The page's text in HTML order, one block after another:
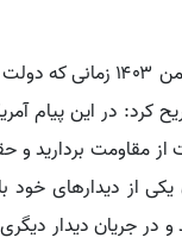
نایب رئیس مجلس شورای اسلامی
کرد: در این پیام
مقاومت بردارید و
از دیدارهای خود